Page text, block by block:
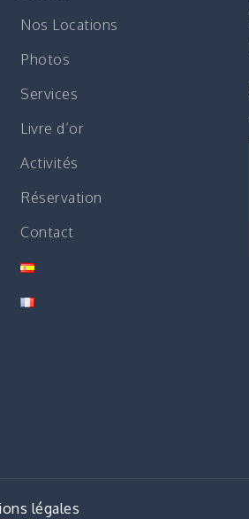
Nos Locations
Photos
Services
Livre d’or
Activités
Réservation
Contact
légales